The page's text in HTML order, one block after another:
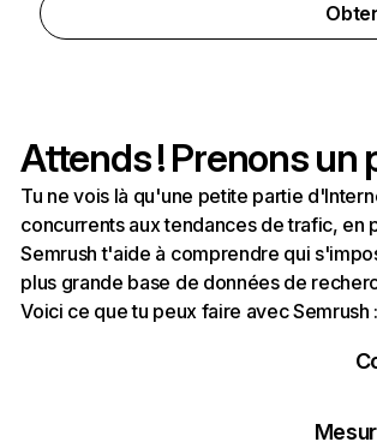
Attends ! Prenons un
Tu ne vois là qu'une petite partie
concurrents aux tendances de trafic, en
Semrush t'aide à comprendre qui
plus grande base de données de
Voici ce que tu peux faire avec Semrush